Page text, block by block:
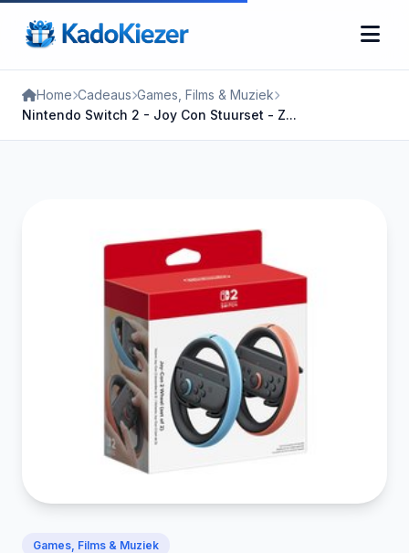
Home Cadeaus Games, Films & Muziek
Nintendo Switch 2 - Joy Con Stuurset - Z...
Games, Films & Muziek